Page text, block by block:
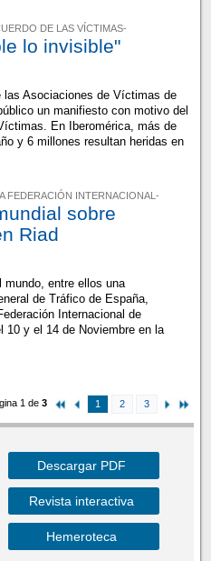
DE LAS VÍCTIMAS-
lo invisible"
las Asociaciones de Víctimas de
un manifiesto con motivo del
En Iberomérica, más de
y 6 millones resultan heridas en
FEDERACIÓN INTERNACIONAL-
sobre
Riad
mundo, entre ellos una
de Tráfico de España,
Internacional de
10 y el 14 de Noviembre en la
1 de3 1 2 3
Descargar PDF
Revista interactiva
Hemeroteca